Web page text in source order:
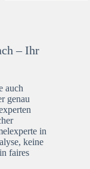
– Ihr
auch
genau
in
keine
faires